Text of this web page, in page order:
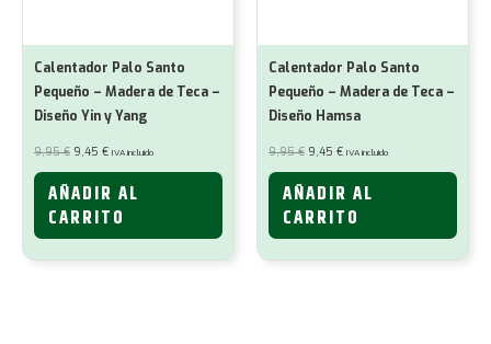
Calentador Palo Santo
Pequeño – Madera de Teca –
Diseño Yin y Yang
9,95€ El
precio
original
9,95 €.
9,45 €El
actual
9,45 €.
IVA incluido
AÑADIR AL
CARRITO
Calentador Palo Santo
Pequeño – Madera de Teca –
Diseño Hamsa
9,95€ El
precio
original
9,95 €.
9,45 €El
actual
9,45 €.
IVA incluido
AÑADIR AL
CARRITO